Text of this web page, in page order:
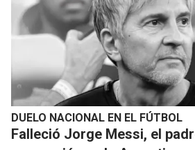
DUELO NACIONAL EN EL FÚTBOL
Falleció Jorge Messi, el